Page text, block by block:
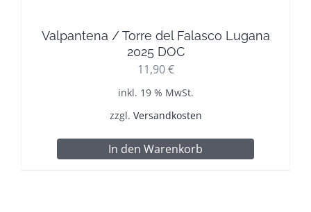
Valpantena / Torre del Falasco Lugana
2025 DOC
11,90€
inkl. 19 % MwSt.
zzgl. Versandkosten
In den Warenkorb